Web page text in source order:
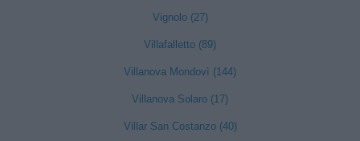
Vignolo (27)
Villafalletto (89)
Villanova Mondovì (144)
Villanova Solaro (17)
Villar San Costanzo (40)